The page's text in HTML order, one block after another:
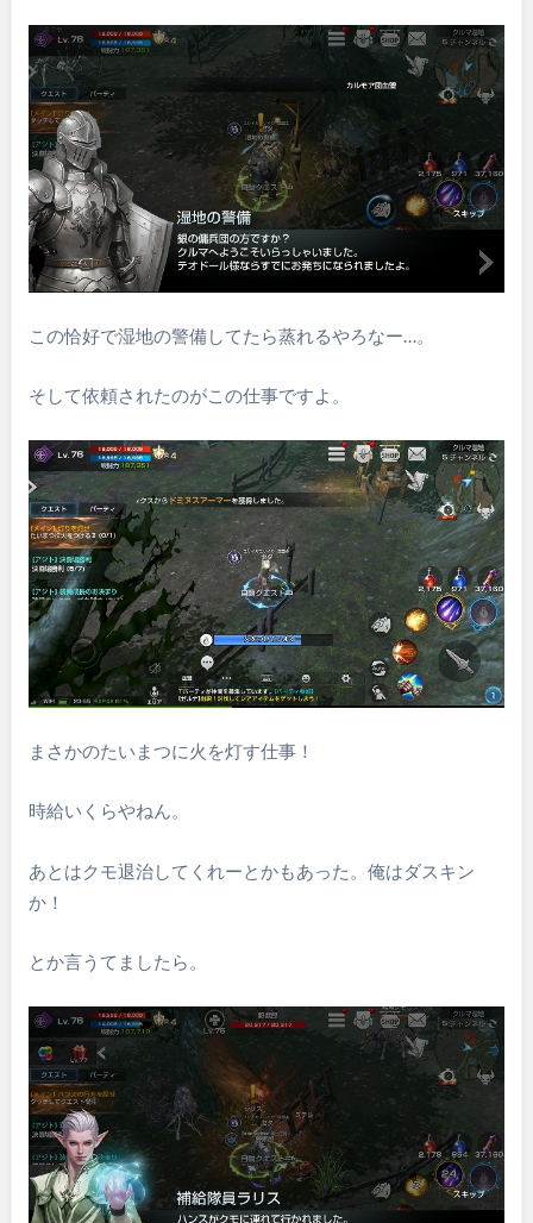
この恰好で湿地の警備してたら蒸れるやろなー…。
そして依頼されたのがこの仕事ですよ。
まさかのたいまつに火を灯す仕事！
時給いくらやねん。
あとはクモ退治してくれーとかもあった。俺はダスキン
か！
とか言うてましたら。